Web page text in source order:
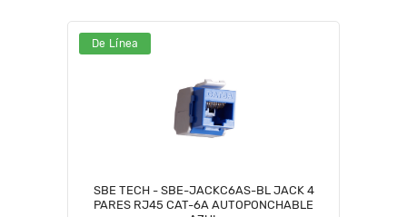
De Línea
SBE TECH - SBE-JACKC6AS-BL JACK 4
PARES RJ45 CAT-6A AUTOPONCHABLE